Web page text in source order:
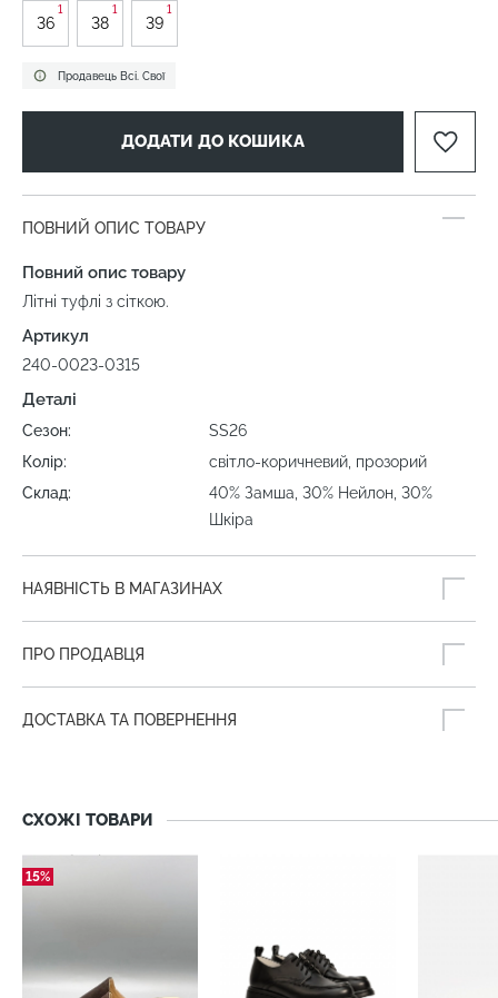
Продавець Всі. Свої
36
1
38
1
39
1
ДОДАТИ ДО КОШИКА
ПОВНИЙ ОПИС ТОВАРУ
Повний опис товару
Літні туфлі з сіткою.
Артикул
240-0023-0315
Деталі
Сезон:
SS26
Колір:
світло-коричневий, прозорий
Склад:
40% Замша, 30% Нейлон, 30%
Шкіра
НАЯВНІСТЬ В МАГАЗИНАХ
ПРО ПРОДАВЦЯ
ДОСТАВКА ТА ПОВЕРНЕННЯ
СХОЖІ ТОВАРИ
15%